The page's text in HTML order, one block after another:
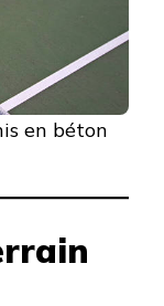
en béton